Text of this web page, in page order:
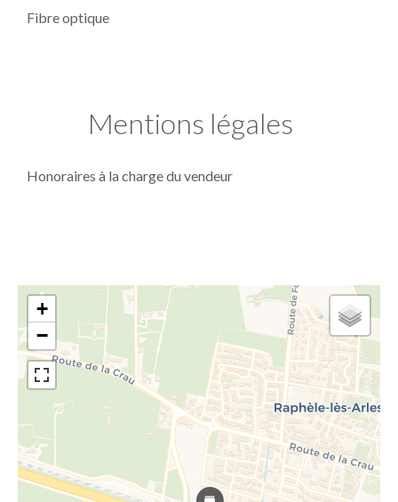
Fibre optique
Mentions légales
Honoraires à la charge du vendeur
+
−